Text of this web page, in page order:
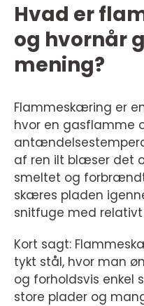
Hvad er
og hvornår
mening?
Flammeskæring er
hvor en gasflamme
af ren ilt blæser det
smeltet og
skæres pladen
snitfuge med
Kort sagt:
tykt stål, hvor man
og forholdsvis enkel
store plader og